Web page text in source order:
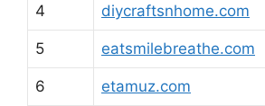
4 diycraftsnhome.com
5 eatsmilebreathe.com
6 etamuz.com